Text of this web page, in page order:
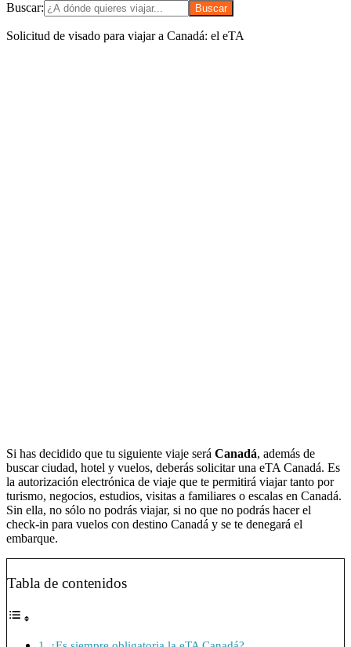
Buscar:
Solicitud de visado para viajar a Canadá: el eTA
Si has decidido que tu siguiente viaje será Canadá, además de
buscar ciudad, hotel y vuelos, deberás solicitar una eTA Canadá. Es
la autorización electrónica de viaje que te permitirá viajar tanto por
turismo, negocios, estudios, visitas a familiares o escalas en Canadá.
Sin ella, no sólo no podrás viajar, si no que no podrás hacer el
check-in para vuelos con destino Canadá y se te denegará el
embarque.
Tabla de contenidos